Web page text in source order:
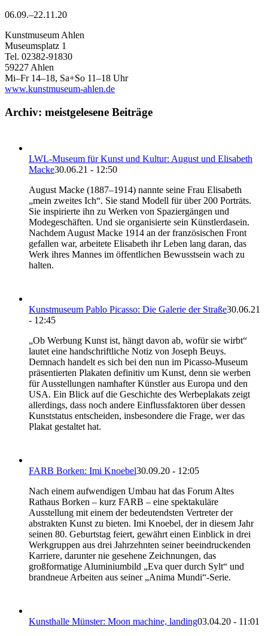
06.09.–22.11.20
Kunstmuseum Ahlen
Museumsplatz 1
Tel. 02382-91830
59227 Ahlen
Mi–Fr 14–18, Sa+So 11–18 Uhr
www.kunstmuseum-ahlen.de
Archiv: meistgelesene Beiträge
LWL-Museum für Kunst und Kultur: August und Elisabeth
Macke30.06.21 - 12:50
August Macke (1887–1914) nannte seine Frau Elisabeth
„mein zweites Ich“. Sie stand Modell für über 200 Porträts.
Sie inspirierte ihn zu Werken von Spaziergängen und
Modegeschäften. Und sie organisierte sein Künstlerdasein.
Nachdem August Macke 1914 an der französischen Front
gefallen war, arbeitete Elisabeth ihr Leben lang daran, das
Werk ihres Mannes im öffentlichen Bewusstsein wach zu
halten.
Kunstmuseum Pablo Picasso: Die Galerie der Straße30.06.21
- 12:45
„Ob Werbung Kunst ist, hängt davon ab, wofür sie wirbt“
lautet eine handschriftliche Notiz von Joseph Beuys.
Demnach handelt es sich bei den nun im Picasso-Museum
präsentierten Plakaten definitiv um Kunst, denn sie werben
für Ausstellungen namhafter Künstler aus Europa und den
USA. Ein Blick auf die Geschichte des Werbeplakats zeigt
allerdings, dass noch andere Einflussfaktoren über dessen
Kunststatus entscheiden, insbesondere die Frage, wer das
Plakat gestaltet hat.
FARB Borken: Imi Knoebel30.09.20 - 12:05
Nach einem aufwendigen Umbau hat das Forum Altes
Rathaus Borken – kurz FARB – eine spektakuläre
Ausstellung mit einem der bedeutendsten Vertreter der
abstrakten Kunst zu bieten. Imi Knoebel, der in diesem Jahr
seinen 80. Geburtstag feiert, gewährt einen Einblick in drei
Werkgruppen aus drei Jahrzehnten seiner beeindruckenden
Karriere, darunter nie gesehene Zeichnungen, das
großformatige Aluminiumbild „Eva quer durch Sylt“ und
brandneue Arbeiten aus seiner „Anima Mundi“-Serie.
Kunsthalle Münster: Moon machine, landing03.04.20 - 11:01